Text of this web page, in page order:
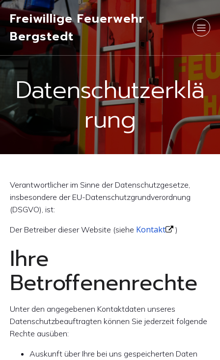
Freiwillige Feuerwehr
Bergstedt
Datenschutzerklä
rung
Verantwortlicher im Sinne der Datenschutzgesetze,
insbesondere der EU-Datenschutzgrundverordnung
(DSGVO), ist:
Der Betreiber dieser Website (siehe Kontakt )
Ihre
Betroffenenrechte
Unter den angegebenen Kontaktdaten unseres
Datenschutzbeauftragten können Sie jederzeit folgende
Rechte ausüben:
Auskunft über Ihre bei uns gespeicherten Daten